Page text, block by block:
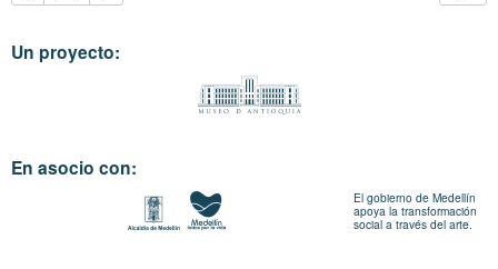
Un proyecto:
En asocio con:
El gobierno de Medellín
apoya la transformación
social a través del arte.